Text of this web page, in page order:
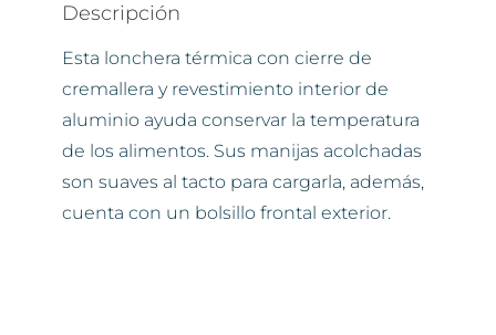
Descripción
Esta lonchera térmica con cierre de
cremallera y revestimiento interior de
aluminio ayuda conservar la temperatura
de los alimentos. Sus manijas acolchadas
son suaves al tacto para cargarla, además,
cuenta con un bolsillo frontal exterior.